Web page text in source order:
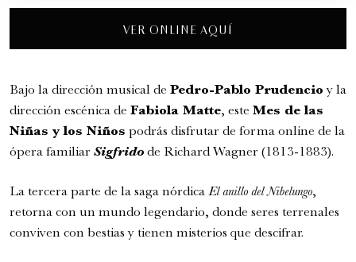
VER ONLINE AQUÍ
Bajo la dirección musical de Pedro-Pablo Prudencio y la
dirección escénica de Fabiola Matte, este Mes de las
Niñas y los Niños podrás disfrutar de forma online de la
ópera familiar Sigfrido de Richard Wagner (1813-1883).
La tercera parte de la saga nórdica El anillo del Nibelungo,
retorna con un mundo legendario, donde seres terrenales
conviven con bestias y tienen misterios que descifrar.